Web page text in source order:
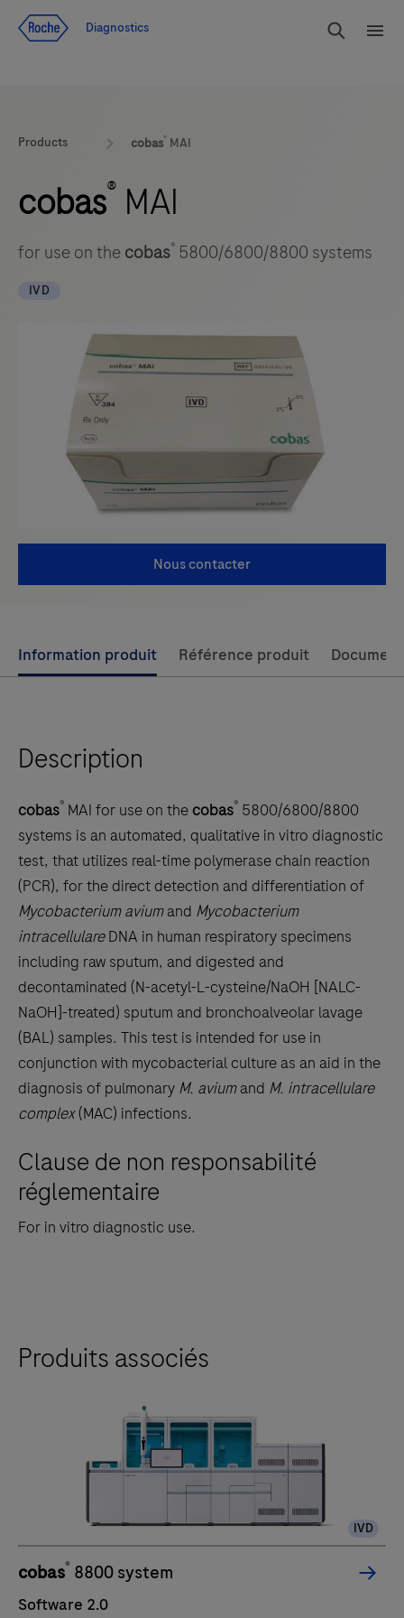
Diagnostics
Products cobas® MAI
cobas® MAI
for use on thecobas® 5800/6800/8800 systems
IVD
Nous contacter
Use
left
arrow
to
scroll
between
the
tabs
Information produit Référence produit
Description
cobas® MAI for use on the cobas® 5800/6800/8800
systems is an automated, qualitative in vitro diagnostic
test, that utilizes real-time polymerase chain reaction
(PCR), for the direct detection and differentiation of
Mycobacterium aviumand Mycobacterium
intracellulareDNA in human respiratory specimens
including raw sputum, and digested and
decontaminated (N-acetyl-L-cysteine/NaOH [NALC-
NaOH]-treated) sputum and bronchoalveolar lavage
(BAL) samples. This test is intended for use in
conjunction with mycobacterial culture as an aid in the
diagnosis of pulmonary M. aviumand M. intracellulare
complex(MAC) infections.
Clause de non responsabilité
réglementaire
For in vitro diagnostic use.
Produits associés
IVD
cobas® 8800 system
Software 2.0